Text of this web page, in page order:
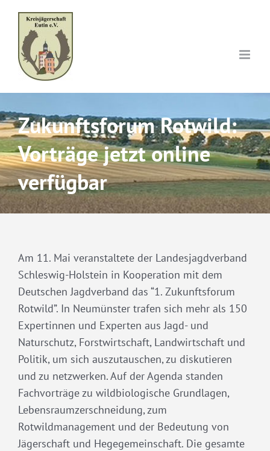
content
Zukunftsforum Rotwild:
Vorträge jetzt online
verfügbar
Am 11. Mai veranstaltete der Landesjagdverband
Schleswig-Holstein in Kooperation mit dem
Deutschen Jagdverband das “1. Zukunftsforum
Rotwild”. In Neumünster trafen sich mehr als 150
Expertinnen und Experten aus Jagd- und
Naturschutz, Forstwirtschaft, Landwirtschaft und
Politik, um sich auszutauschen, zu diskutieren
und zu netzwerken. Auf der Agenda standen
Fachvorträge zu wildbiologische Grundlagen,
Lebensraumzerschneidung, zum
Rotwildmanagement und der Bedeutung von
Jägerschaft und Hegegemeinschaft. Die gesamte